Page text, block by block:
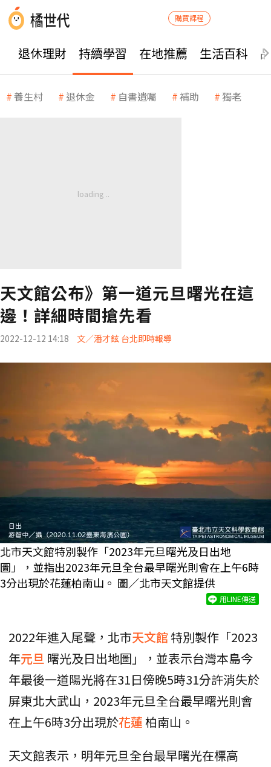
購買課程
退休理財 持續學習 在地推薦 生活百科
養生村 退休金 自書遺囑 補助 獨老
天文館公布》第一道元旦曙光在這
邊！詳細時間搶先看
2022-12-12 14:18 文／潘才鉉 台北即時報導
北市天文館特別製作「2023年元旦曙光及日出地
圖」，並指出2023年元旦全台最早曙光則會在上午6時
3分出現於花蓮柏南山。 圖／北市天文館提供
用LINE傳送
2022年進入尾聲，北市天文館特別製作「2023
年元旦 曙光及日出地圖」，並表示台灣本島今
年最後一道陽光將在31日傍晚5時31分許消失於
屏東北大武山，2023年元旦全台最早曙光則會
在上午6時3分出現於花蓮柏南山。
天文館表示，明年元旦全台最早曙光在標高